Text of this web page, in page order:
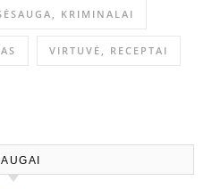
KRIMINALAI
VIRTUVĖ, RECEPTAI